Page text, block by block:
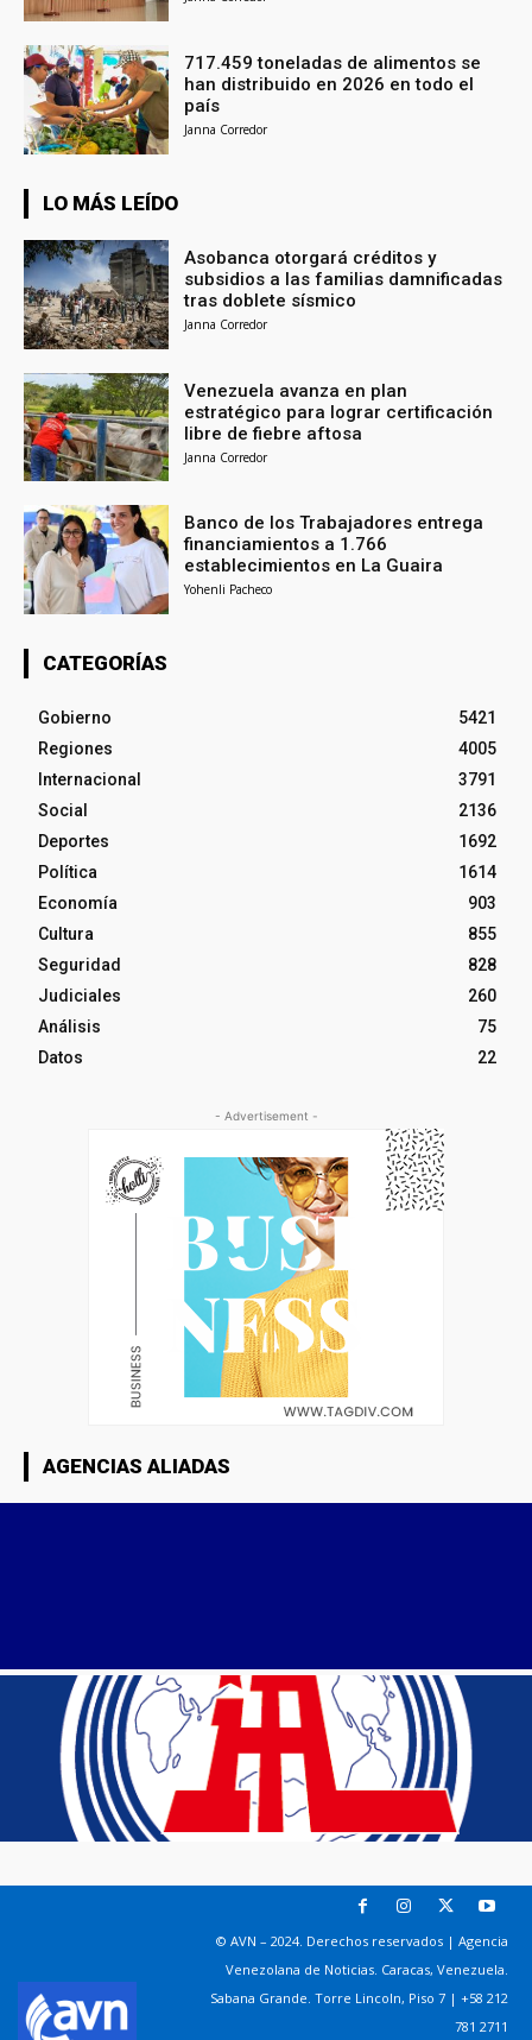
717.459 toneladas de alimentos se
han distribuido en 2026 en todo el
país
Janna Corredor
LO MÁS LEÍDO
Asobanca otorgará créditos y
subsidios a las familias damnificadas
tras doblete sísmico
Janna Corredor
Venezuela avanza en plan
estratégico para lograr certificación
libre de fiebre aftosa
Janna Corredor
Banco de los Trabajadores entrega
financiamientos a 1.766
establecimientos en La Guaira
Yohenli Pacheco
CATEGORÍAS
Gobierno
5421
Regiones
4005
Internacional
3791
Social
2136
Deportes
1692
Política
1614
Economía
903
Cultura
855
Seguridad
828
Judiciales
260
Análisis
75
Datos
22
- Advertisement -
AGENCIAS ALIADAS
© AVN – 2024. Derechos reservados | Agencia
Venezolana de Noticias. Caracas, Venezuela.
Sabana Grande. Torre Lincoln, Piso 7 | +58 212
781 2711